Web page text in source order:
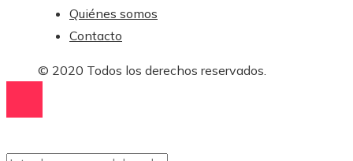
Quiénes somos
Contacto
© 2020 Todos los derechos reservados.